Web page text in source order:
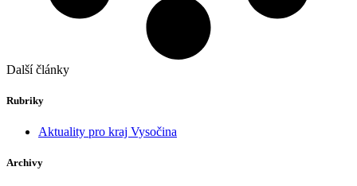
Další články
Rubriky
Aktuality pro kraj Vysočina
Archivy